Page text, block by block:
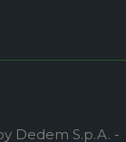
Dedem S.p.A. -